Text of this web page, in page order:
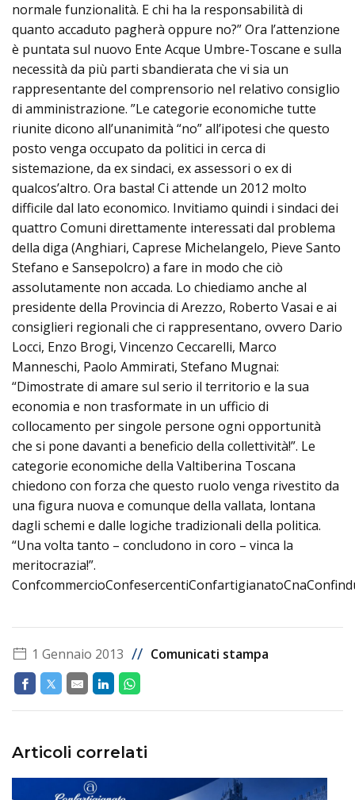
normale funzionalità. E chi ha la responsabilità di
quanto accaduto pagherà oppure no?” Ora l’attenzione
è puntata sul nuovo Ente Acque Umbre-Toscane e sulla
necessità da più parti sbandierata che vi sia un
rappresentante del comprensorio nel relativo consiglio
di amministrazione. ”Le categorie economiche tutte
riunite dicono all’unanimità “no” all’ipotesi che questo
posto venga occupato da politici in cerca di
sistemazione, da ex sindaci, ex assessori o ex di
qualcos’altro. Ora basta! Ci attende un 2012 molto
difficile dal lato economico. Invitiamo quindi i sindaci dei
quattro Comuni direttamente interessati dal problema
della diga (Anghiari, Caprese Michelangelo, Pieve Santo
Stefano e Sansepolcro) a fare in modo che ciò
assolutamente non accada. Lo chiediamo anche al
presidente della Provincia di Arezzo, Roberto Vasai e ai
consiglieri regionali che ci rappresentano, ovvero Dario
Locci, Enzo Brogi, Vincenzo Ceccarelli, Marco
Manneschi, Paolo Ammirati, Stefano Mugnai:
“Dimostrate di amare sul serio il territorio e la sua
economia e non trasformate in un ufficio di
collocamento per singole persone ogni opportunità
che si pone davanti a beneficio della collettività!”. Le
categorie economiche della Valtiberina Toscana
chiedono con forza che questo ruolo venga rivestito da
una figura nuova e comunque della vallata, lontana
dagli schemi e dalle logiche tradizionali della politica.
“Una volta tanto – concludono in coro – vinca la
meritocrazia!”.
1 Gennaio 2013 // Comunicati stampa
Articoli correlati